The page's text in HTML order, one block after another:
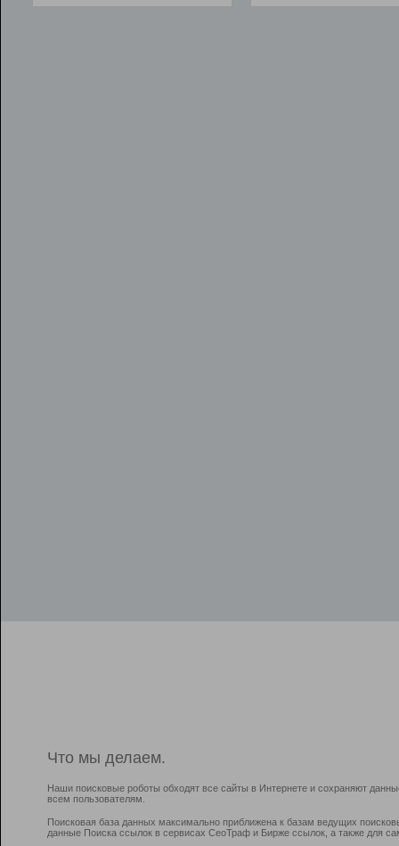
Что мы делаем.
Наши поисковые роботы обходят все сайты в Интернете и сохраняют
всем пользователям.
Поисковая база данных максимально приближена к базам ведущих
данные Поиска ссылок в сервисах СеоТраф и Бирже ссылок, а также для